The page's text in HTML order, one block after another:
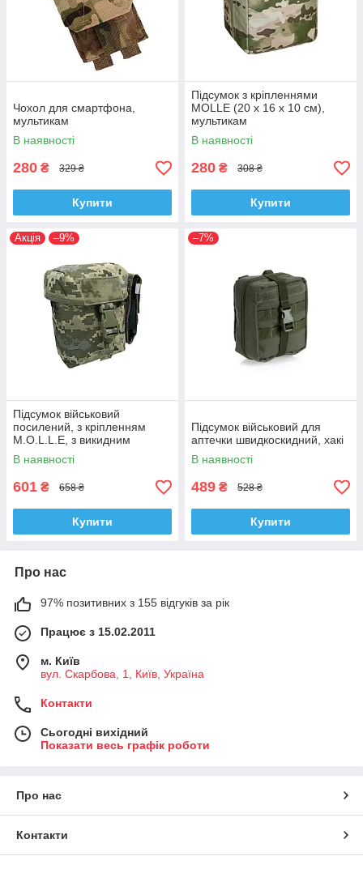
Чохол для смартфона,
мультикам
В наявності
280 ₴ 329 ₴
Купити
Підсумок з кріпленнями
MOLLE (20 х 16 х 10 см),
мультикам
В наявності
280 ₴ 308 ₴
Купити
Акція –9%
Підсумок військовий
посилений, з кріпленням
M.O.L.L.E, з викидним
вкладишем та підсумком для
турнікету, піксель
В наявності
601 ₴ 658 ₴
Купити
–7%
Підсумок військовий для
аптечки швидкоскидний, хакі
В наявності
489 ₴ 528 ₴
Купити
Про нас
97% позитивних з 155 відгуків за рік
Працює з 15.02.2011
м. Київ
вул. Скарбова, 1, Київ, Україна
Контакти
Сьогодні вихідний
Показати весь графік роботи
Про нас
Контакти